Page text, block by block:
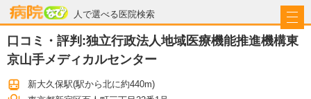
人で選べる医院検索
病院なび
口コミ・評判:独立行政法人地域医療機能推進機構東
京山手メディカルセンター
新大久保駅(駅から北に約440m)